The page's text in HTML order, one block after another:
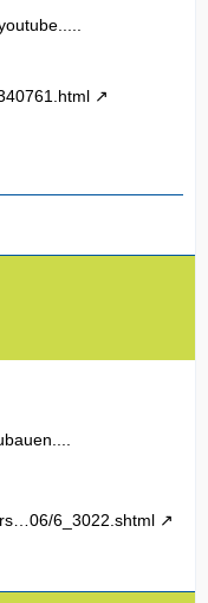
6_3022.shtml